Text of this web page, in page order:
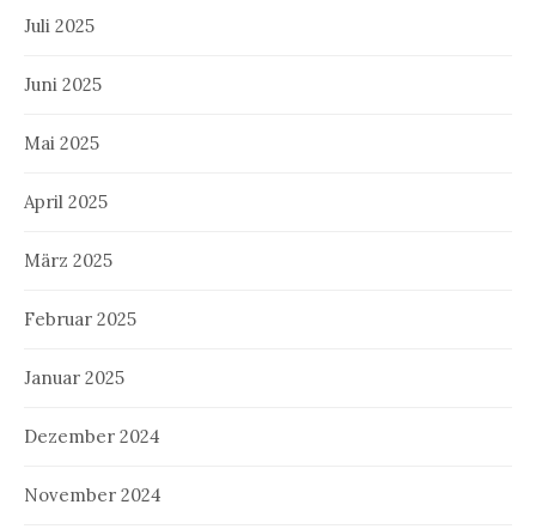
Juli 2025
Juni 2025
Mai 2025
April 2025
März 2025
Februar 2025
Januar 2025
Dezember 2024
November 2024